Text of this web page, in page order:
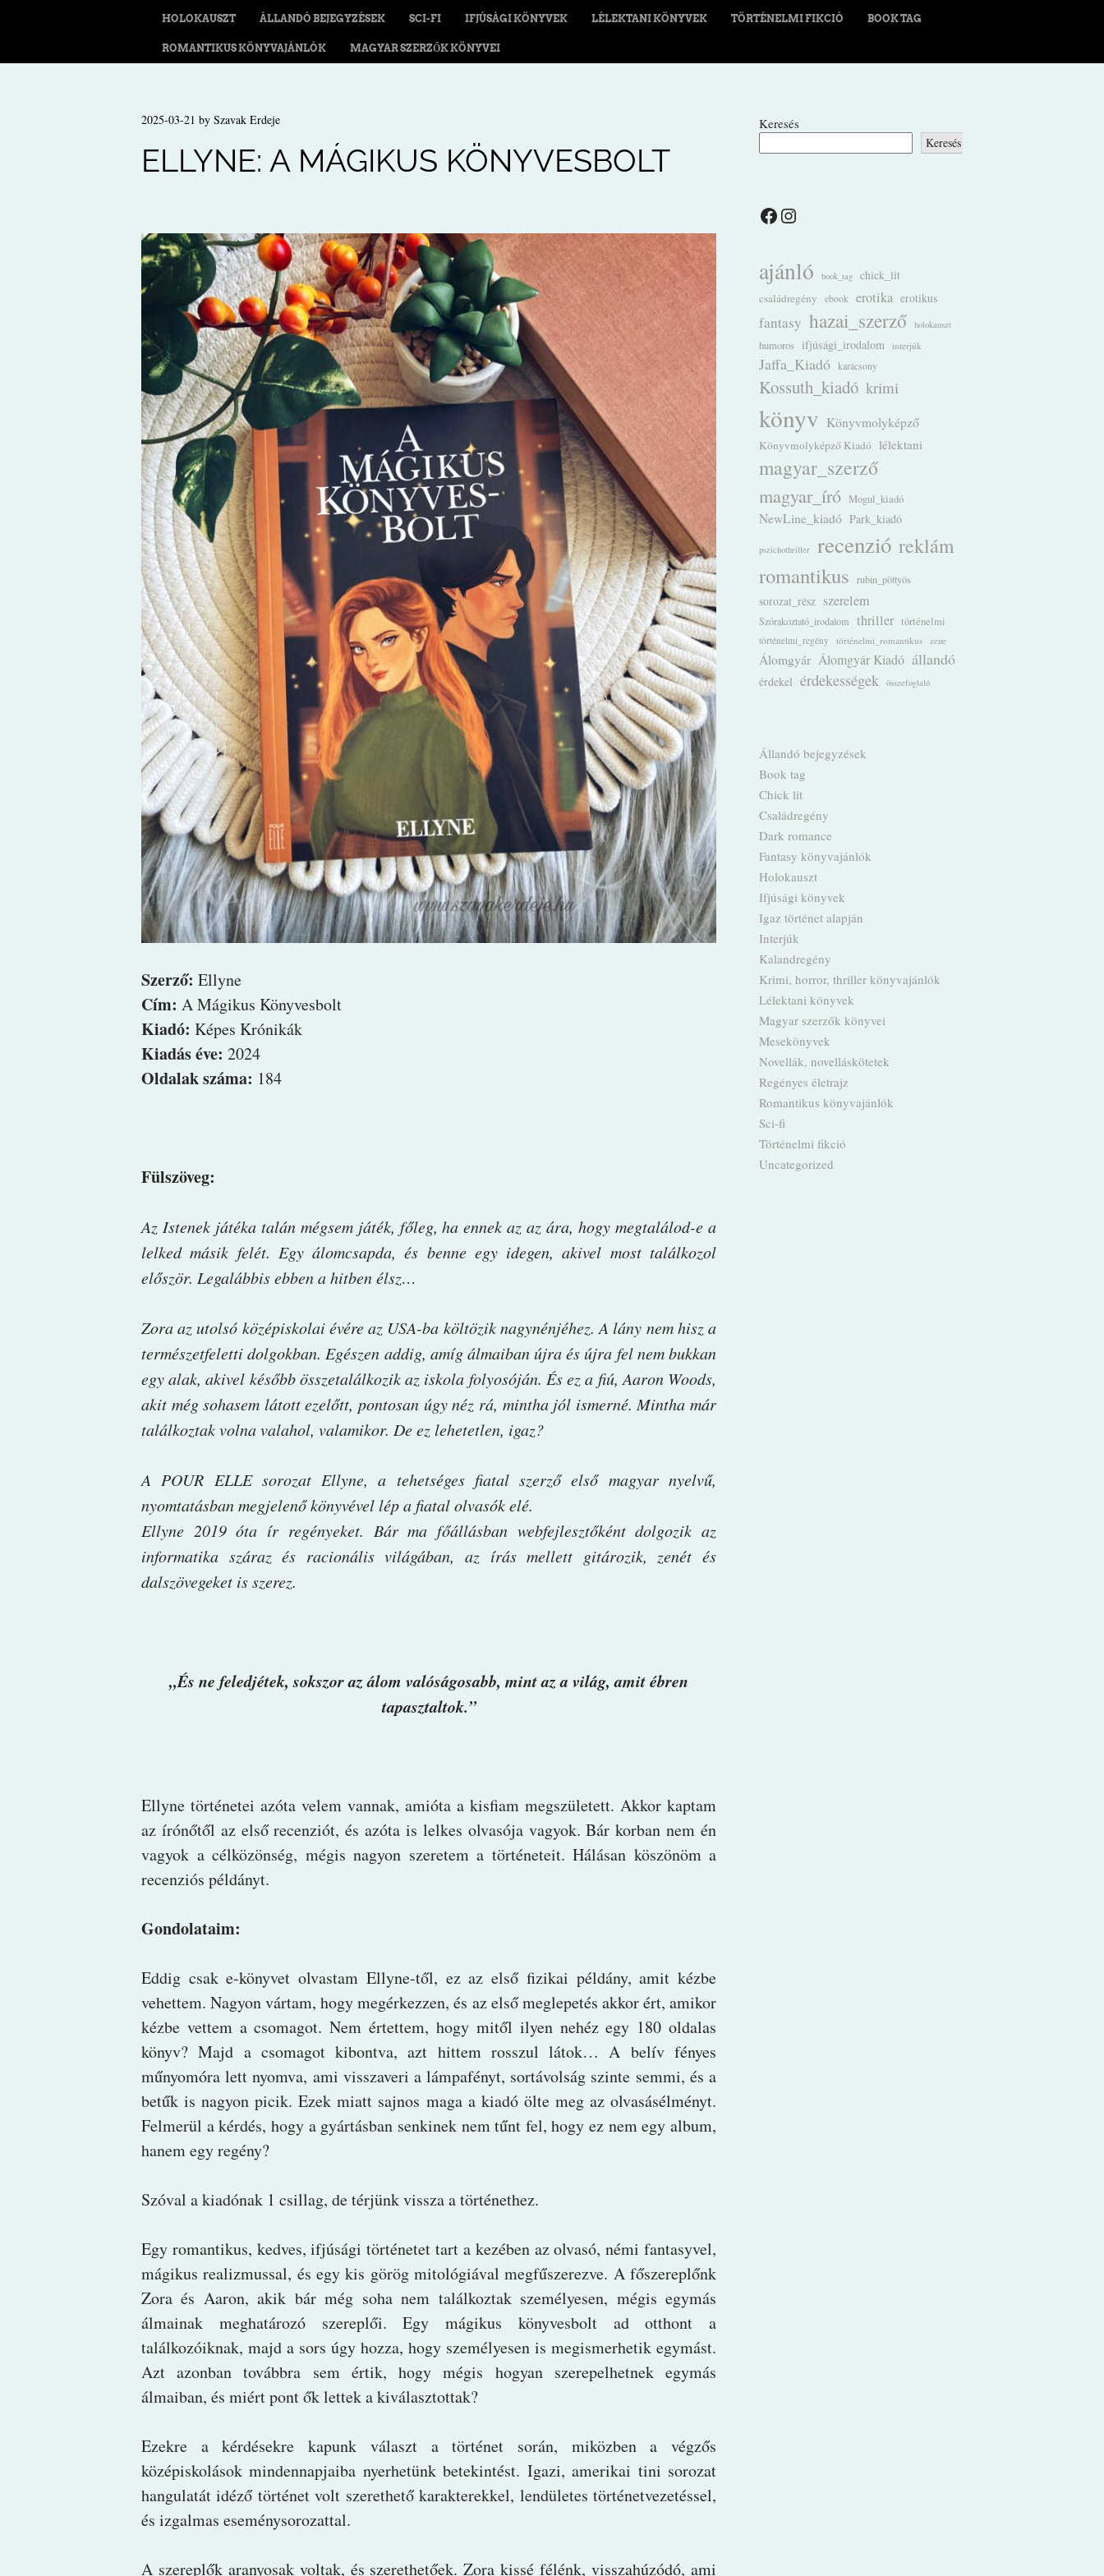
HOLOKAUSZT ÁLLANDÓ BEJEGYZÉSEK SCI-FI IFJÚSÁGI KÖNYVEK LÉLEKTANI KÖNYVEK TÖRTÉNELMI FIKCIÓ BOOK TAG
ROMANTIKUS KÖNYVAJÁNLÓK MAGYAR SZERZŐK KÖNYVEI
2025-03-21 by Szavak Erdeje
ELLYNE: A MÁGIKUS KÖNYVESBOLT
Szerző: Ellyne
Cím: A Mágikus Könyvesbolt
Kiadó: Képes Krónikák
Kiadás éve: 2024
Oldalak száma: 184
Fülszöveg:
Az Istenek játéka talán mégsem játék, főleg, ha ennek az az ára, hogy megtalálod-e a
lelked másik felét. Egy álomcsapda, és benne egy idegen, akivel most találkozol
először. Legalábbis ebben a hitben élsz…
Zora az utolsó középiskolai évére az USA-ba költözik nagynénjéhez. A lány nem hisz a
természetfeletti dolgokban. Egészen addig, amíg álmaiban újra és újra fel nem bukkan
egy alak, akivel később összetalálkozik az iskola folyosóján. És ez a fiú, Aaron Woods,
akit még sohasem látott ezelőtt, pontosan úgy néz rá, mintha jól ismerné. Mintha már
találkoztak volna valahol, valamikor. De ez lehetetlen, igaz?
A POUR ELLE sorozat Ellyne, a tehetséges fiatal szerző első magyar nyelvű,
nyomtatásban megjelenő könyvével lép a fiatal olvasók elé.
Ellyne 2019 óta ír regényeket. Bár ma főállásban webfejlesztőként dolgozik az
informatika száraz és racionális világában, az írás mellett gitározik, zenét és
dalszövegeket is szerez.
„És ne feledjétek, sokszor az álom valóságosabb, mint az a világ, amit ébren
tapasztaltok.”
Ellyne történetei azóta velem vannak, amióta a kisfiam megszületett. Akkor kaptam
az írónőtől az első recenziót, és azóta is lelkes olvasója vagyok. Bár korban nem én
vagyok a célközönség, mégis nagyon szeretem a történeteit. Hálásan köszönöm a
recenziós példányt.
Gondolataim:
Eddig csak e-könyvet olvastam Ellyne-től, ez az első fizikai példány, amit kézbe
vehettem. Nagyon vártam, hogy megérkezzen, és az első meglepetés akkor ért, amikor
kézbe vettem a csomagot. Nem értettem, hogy mitől ilyen nehéz egy 180 oldalas
könyv? Majd a csomagot kibontva, azt hittem rosszul látok… A belív fényes
műnyomóra lett nyomva, ami visszaveri a lámpafényt, sortávolság szinte semmi, és a
betűk is nagyon picik. Ezek miatt sajnos maga a kiadó ölte meg az olvasásélményt.
Felmerül a kérdés, hogy a gyártásban senkinek nem tűnt fel, hogy ez nem egy album,
hanem egy regény?
Szóval a kiadónak 1 csillag, de térjünk vissza a történethez.
Egy romantikus, kedves, ifjúsági történetet tart a kezében az olvasó, némi fantasyvel,
mágikus realizmussal, és egy kis görög mitológiával megfűszerezve. A főszereplőnk
Zora és Aaron, akik bár még soha nem találkoztak személyesen, mégis egymás
álmainak meghatározó szereplői. Egy mágikus könyvesbolt ad otthont a
találkozóiknak, majd a sors úgy hozza, hogy személyesen is megismerhetik egymást.
Azt azonban továbbra sem értik, hogy mégis hogyan szerepelhetnek egymás
álmaiban, és miért pont ők lettek a kiválasztottak?
Ezekre a kérdésekre kapunk választ a történet során, miközben a végzős
középiskolások mindennapjaiba nyerhetünk betekintést. Igazi, amerikai tini sorozat
hangulatát idéző történet volt szerethető karakterekkel, lendületes történetvezetéssel,
és izgalmas eseménysorozattal.
A szereplők aranyosak voltak, és szerethetőek. Zora kissé félénk, visszahúzódó, ami
Keresés
Keresés
Facebook Instagram
ajánló book_tag
chick_lit
családregény
ebook erotika erotikus
fantasy hazai_szerző holokauszt
humoros ifjúsági_irodalom interjúk
Jaffa_Kiadó karácsony
Kossuth_kiadó krimi
könyv Könyvmolyképző
Könyvmolyképző Kiadó lélektani
magyar_szerző
magyar_író Mogul_kiadó
NewLine_kiadó Park_kiadó
pszichothriller recenzió reklám
romantikus rubin_pöttyös
sorozat_rész szerelem
Szórakoztató_irodalom thriller történelmi
történelmi_regény történelmi_romantikus zene
Álomgyár Álomgyár Kiadó állandó
érdekel érdekességek összefoglaló
Állandó bejegyzések
Book tag
Chick lit
Családregény
Dark romance
Fantasy könyvajánlók
Holokauszt
Ifjúsági könyvek
Igaz történet alapján
Interjúk
Kalandregény
Krimi, horror, thriller könyvajánlók
Lélektani könyvek
Magyar szerzők könyvei
Mesekönyvek
Novellák, novelláskötetek
Regényes életrajz
Romantikus könyvajánlók
Sci-fi
Történelmi fikció
Uncategorized